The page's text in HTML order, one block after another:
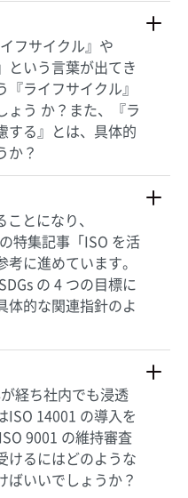
フサイクル』や
という言葉が出てき
ライフサイクル』
ょう か？また、『ラ
する』とは、具体的
か？
とになり、
特集記事「ISO を活
に進めています。
の 4 つの目標に
体的な関連指針のよ
経ち社内でも浸透
ISO 14001 の導入を
9001 の維持審査
けるにはどのような
ばいいでしょうか？